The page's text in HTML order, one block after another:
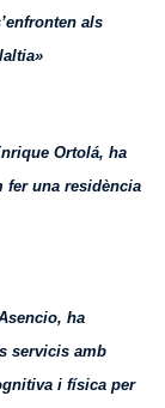
als
Ortolá, ha
fer una residència
ha
servicis amb
i física per